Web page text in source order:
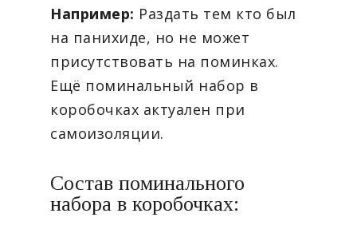
Например: Раздать тем кто был
на панихиде, но не может
присутствовать на поминках.
Ещё поминальный набор в
коробочках актуален при
самоизоляции.
Состав поминального
набора в коробочках: